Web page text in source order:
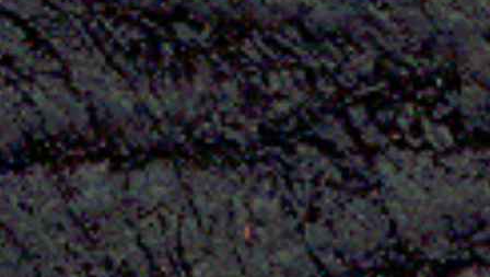
Auszeichnungen
Team
Philosophie & Leitbild
Aktuelles
BarkWorld
Shop